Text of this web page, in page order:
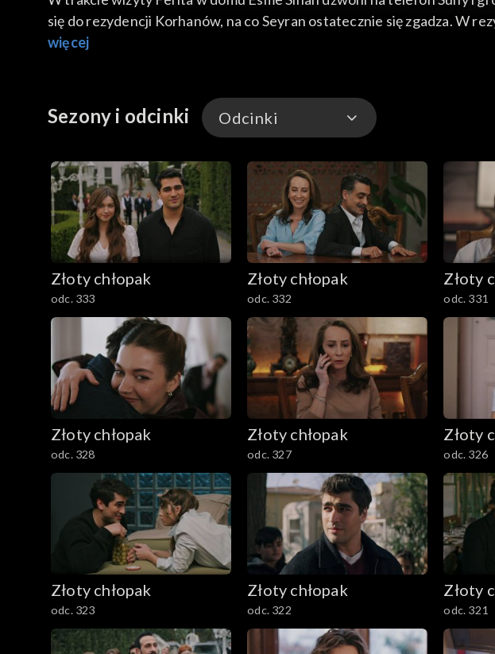
się do rezydencji Korhanów, na co Seyran ostatecznie się zgadza. W
pozwoli nikomu jej poniżać ani krzywdzić. Jednocześnie Betül
więcej
Sezony i odcinki Odcinki
Odcinki
Złoty chłopak
odc. 333
Złoty chłopak
odc. 332
Złoty
odc. 331
Złoty chłopak
odc. 328
Złoty chłopak
odc. 327
Złoty
odc. 326
Złoty chłopak
odc. 323
Złoty chłopak
odc. 322
Złoty
odc. 321